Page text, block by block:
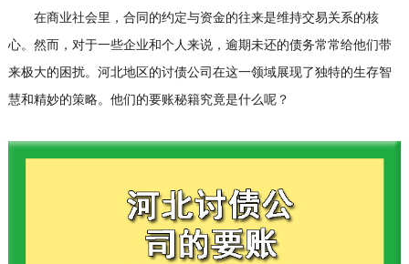
在商业社会里，合同的约定与资金的往来是维持交易关系的核
心。然而，对于一些企业和个人来说，逾期未还的债务常常给他们带
来极大的困扰。河北地区的讨债公司 在这一领域展现了独特的生存智
慧和精妙的策略。他们的要账秘籍究竟是什么呢？